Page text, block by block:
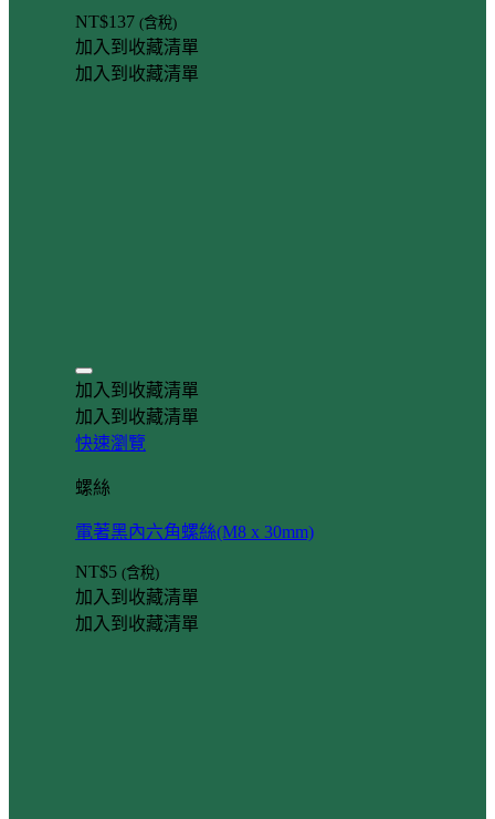
NT$137 (含稅)
加入到收藏清單
加入到收藏清單
加入到收藏清單
加入到收藏清單
快速瀏覽
螺絲
電著黑內六角螺絲(M8 x 30mm)
NT$5 (含稅)
加入到收藏清單
加入到收藏清單